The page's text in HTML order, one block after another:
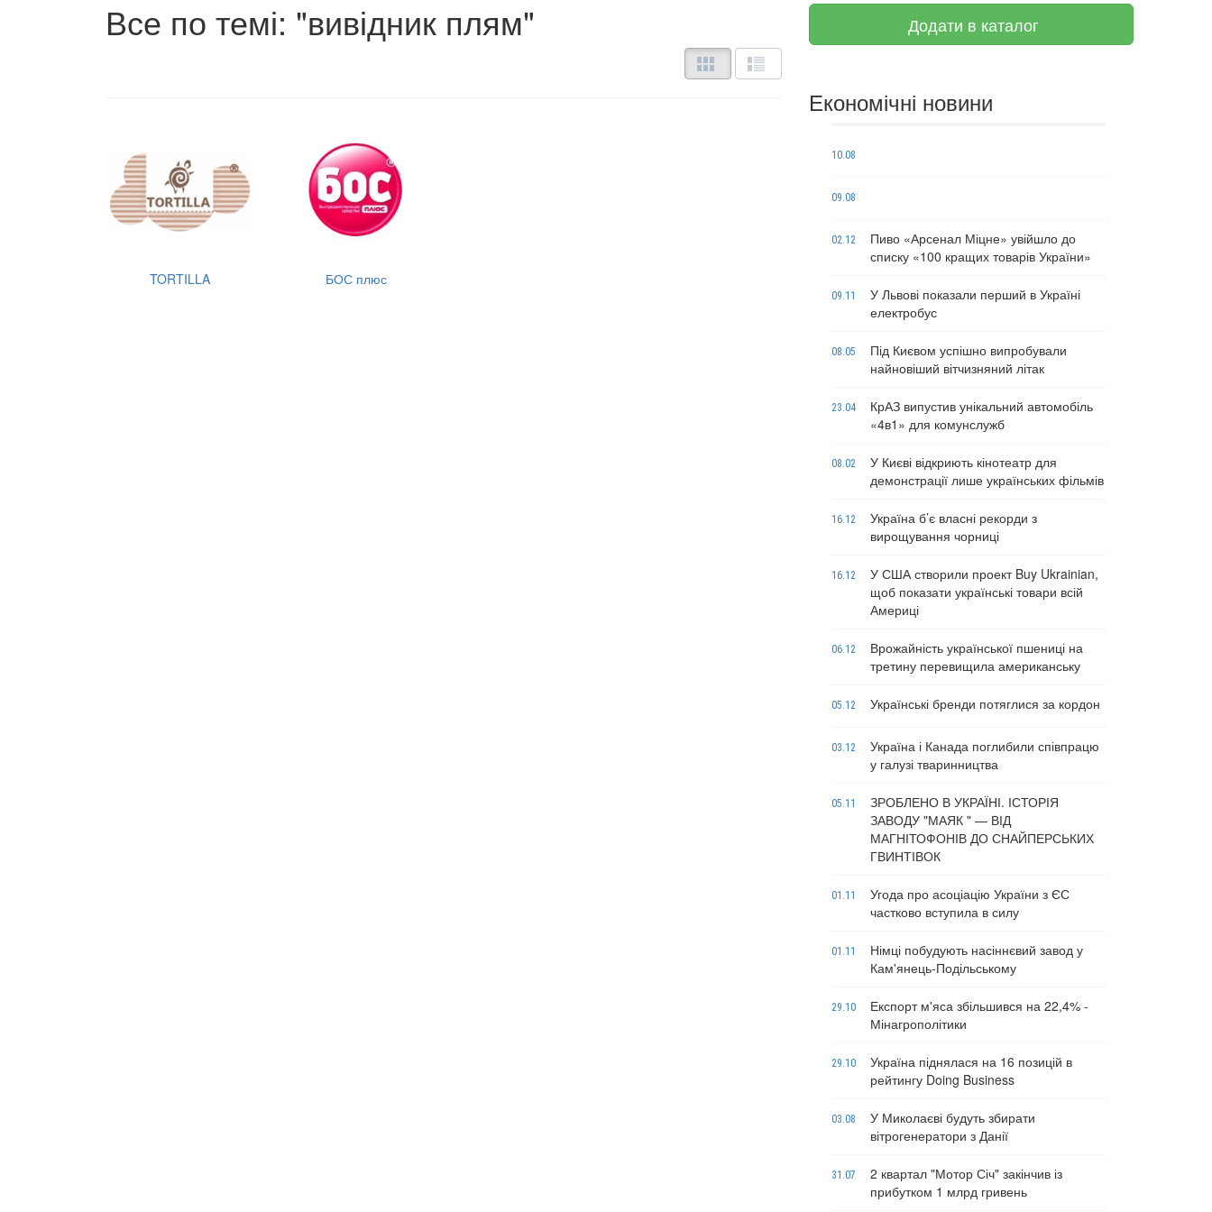
Все по темі: "вивідник плям"
TORTILLA БОС плюс
Додати в каталог
Економічні новини
10.08
09.08
02.12
Пиво «Арсенал Міцне» увійшло до
списку «100 кращих товарів України»
09.11
У Львові показали перший в Україні
електробус
08.05
Під Києвом успішно випробували
найновіший вітчизняний літак
23.04
КрАЗ випустив унікальний автомобіль
«4в1» для комунслужб
08.02
У Києві відкриють кінотеатр для
демонстрації лише українських фільмів
16.12
Україна б’є власні рекорди з
вирощування чорниці
16.12
У США створили проект Buy Ukrainian,
щоб показати українські товари всій
Америці
06.12
Врожайність української пшениці на
третину перевищила американську
05.12 Українські бренди потяглися за кордон
03.12
Україна і Канада поглибили співпрацю
у галузі тваринництва
05.11
ЗРОБЛЕНО В УКРАЇНІ. ІСТОРІЯ
ЗАВОДУ "МАЯК " — ВІД
МАГНІТОФОНІВ ДО СНАЙПЕРСЬКИХ
ГВИНТІВОК
01.11
Угода про асоціацію України з ЄС
частково вступила в силу
01.11
Німці побудують насіннєвий завод у
Кам'янець-Подільському
29.10
Експорт м'яса збільшився на 22,4% -
Мінагрополітики
29.10
Україна піднялася на 16 позицій в
рейтингу Doing Business
03.08
У Миколаєві будуть збирати
вітрогенератори з Данії
31.07
2 квартал "Мотор Січ" закінчив із
прибутком 1 млрд гривень